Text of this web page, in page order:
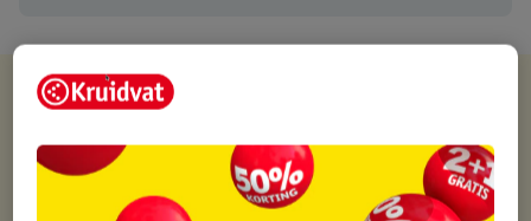
Kruidvat is altijd voordelig
Gratis ophalen in de winkel
Op werkdagen voor 22:00 uur besteld, volgende dag in huis
Gratis thuisbezorgd vanaf 50.00